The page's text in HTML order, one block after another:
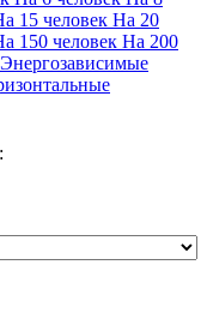
15 человек На 20
150 человек На 200
Энергозависимые